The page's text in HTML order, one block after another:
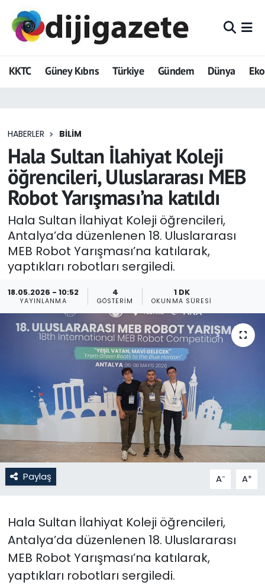
KKTC Güney Kıbrıs Türkiye Gündem Dünya
HABERLER BILIM
Hala Sultan İlahiyat Koleji
öğrencileri, Uluslararası MEB
Robot Yarışması’na katıldı
Hala Sultan İlahiyat Koleji öğrencileri,
Antalya’da düzenlenen 18. Uluslararası
MEB Robot Yarışması’na katılarak,
yaptıkları robotları sergiledi.
18.05.2026 - 10:52
YAYINLANMA
4
GÖSTERIM
1 DK
OKUNMA SÜRESI
Paylaş A- A+
Hala Sultan İlahiyat Koleji öğrencileri,
Antalya’da düzenlenen 18. Uluslararası
MEB Robot Yarışması’na katılarak,
yaptıkları robotları sergiledi.
ADVERTORIAL
Dijigazete
Eğitim
Ekonomi
Foto Galeri
GEZİ
Güncel
Gündem
KKTC
KKTC YEREL SEÇİM 2018
Kültür Sanat
Magazin
Moda
Nöbetçi Eczaneler
Politika
SAĞLIK
Hava Durumu
Trafik Durumu
Tüm Manşetler
Son Dakika Haberleri
Haber Arşivi